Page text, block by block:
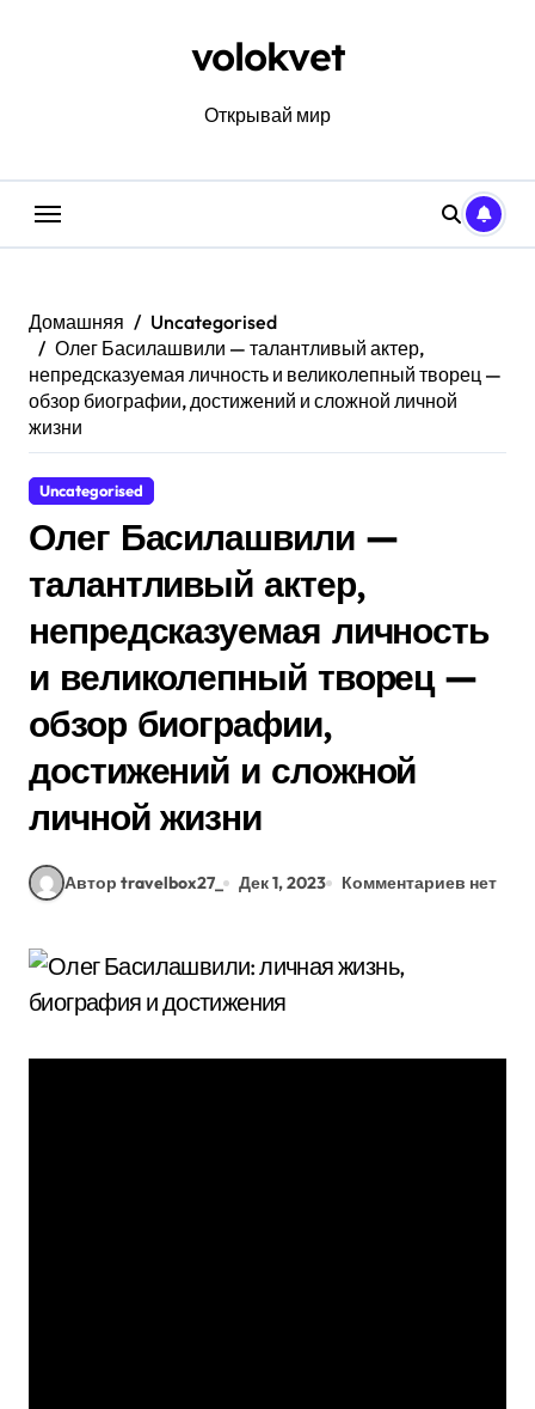
volokvet
Открывай мир
Домашняя
Uncategorised
Олег Басилашвили — талантливый актер,
непредсказуемая личность и великолепный творец —
обзор биографии, достижений и сложной личной
жизни
Uncategorised
Олег Басилашвили —
талантливый актер,
непредсказуемая личность
и великолепный творец —
обзор биографии,
достижений и сложной
личной жизни
Автор travelbox27_ Дек 1, 2023 Комментариев нет